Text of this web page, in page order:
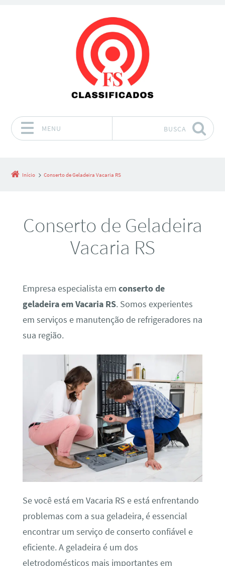
MENU BUSCA
Início Conserto de Geladeira Vacaria RS
Conserto de Geladeira
Vacaria RS
Empresa especialista em conserto de
geladeira em Vacaria RS. Somos experientes
em serviços e manutenção de refrigeradores na
sua região.
Se você está em Vacaria RS e está enfrentando
problemas com a sua geladeira, é essencial
encontrar um serviço de conserto confiável e
eficiente. A geladeira é um dos
eletrodomésticos mais importantes em